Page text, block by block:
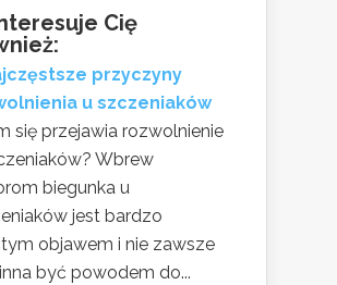
Cię
przyczyny
u szczeniaków
się przejawia rozwolnienie
Wbrew
biegunka u
jest bardzo
objawem i nie zawsze
być powodem do...